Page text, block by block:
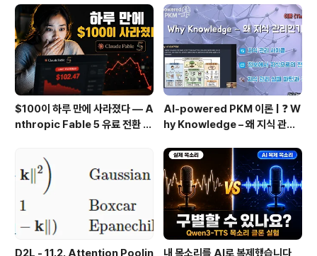
} } 일단 cssSelector를 사용해서 type과 val..
$100이 하루 만에 사라졌다 — A
nthropic Fable 5 유료 전환 사
AI-powered PKM 이론 | ❓ W
hy Knowledge – 왜 지식 관리
보에서 지식으로의 전환, 🛠️ 지식
관리 실패 패턴과 극복
D2L - 11.2. Attention Poolin
내 목소리를 AI로 복제했습니다